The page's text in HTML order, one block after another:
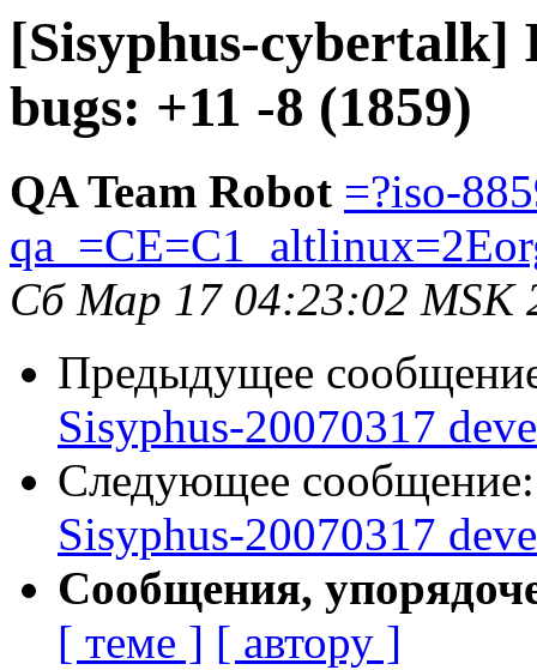
[Sisyphus-cybertalk]
bugs: +11 -8 (1859)
QA Team Robot =?iso-
Сб Мар 17 04:23:02 MSK
Предыдущее
Sisyphus-20070317
Следующее
Sisyphus-20070317
Сообщения,
[ теме ] [ автору ]